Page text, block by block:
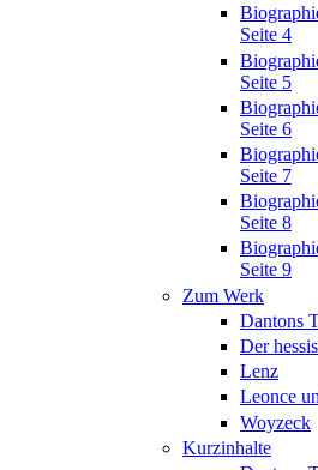
Seite 4
Seite 5
Seite 6
Seite 7
Seite 8
Seite 9
Zum Werk
Dantons
Der
Lenz
Leonce
Woyzeck
Kurzinhalte